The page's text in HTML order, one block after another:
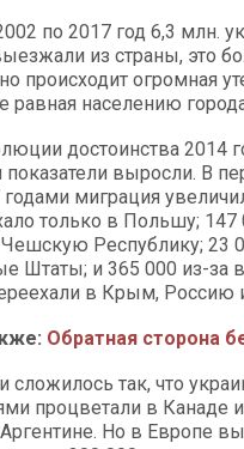
по 2017 год 6,3 млн.
из страны, это
происходит огромная
равная населению
достоинства 2014
показатели выросли. В
миграция
только в Польшу;
Республику; 23
Штаты; и 365 000 из-за
в Крым, Россию
Обратная сторона
сложилось так, что
процветали в Канаде
Но в Европе